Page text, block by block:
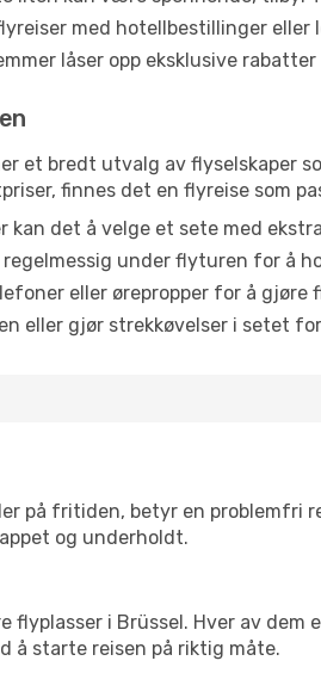
med hotellbestillinger eller
låser opp eksklusive
et bredt utvalg av flyselskaper
finnes det en flyreise som
kan det å velge et sete med
regelmessig under flyturen for å
eller ørepropper for å
eller gjør strekkøvelser i setet
på fritiden, betyr en problemfri
og underholdt.
flyplasser i Brüssel. Hver av
å starte reisen på riktig måte.